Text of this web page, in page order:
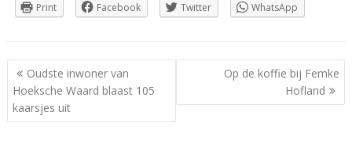
Print Facebook Twitter WhatsApp
Berichtnavigatie
Oudste inwoner van
Hoeksche Waard blaast 105
kaarsjes uit
Op de koffie bij Femke
Hofland